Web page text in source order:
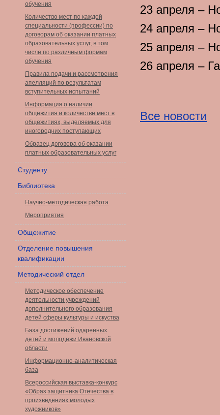
обучения
Количество мест по каждой
специальности (профессии) по
договорам об оказании платных
образовательных услуг, в том
числе по различным формам
обучения
Правила подачи и рассмотрения
апелляций по результатам
вступительных испытаний
Информация о наличии
общежития и количестве мест в
общежитиях, выделяемых для
иногородних поступающих
Образец договора об оказании
платных образовательных услуг
Студенту
Библиотека
Научно-методическая работа
Мероприятия
Общежитие
Отделение повышения
квалификации
Методический отдел
Методическое обеспечение
деятельности учреждений
дополнительного образования
детей сферы культуры и искуства
База достижений одаренных
детей и молодежи Ивановской
области
Информационно-аналитическая
база
Всероссийская выставка-конкурс
«Образ защитника Отечества в
произведениях молодых
художников»
23 апреля –
24 апреля –
25 апреля –
26 апреля –
Все новости